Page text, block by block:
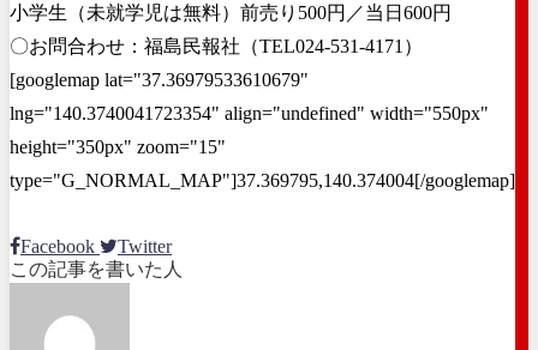
小学生（未就学児は無料）前売り500円／当日600円
〇お問合わせ：福島民報社（TEL024-531-4171）
[googlemap lat="37.36979533610679"
lng="140.3740041723354" align="undefined" width="550px"
height="350px" zoom="15"
type="G_NORMAL_MAP"]37.369795,140.374004[/googlemap]
Facebook
Twitter
この記事を書いた人